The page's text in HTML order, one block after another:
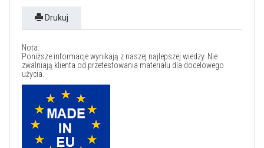
Drukuj
Nota:
Poniższe informacje wynikają z naszej najlepszej wiedzy. Nie
zwalniają klienta od przetestowania materiału dla docelowego
użycia.